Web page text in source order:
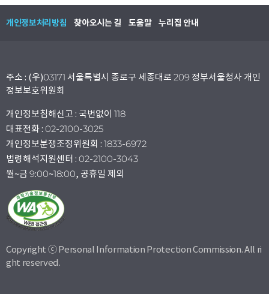
개인정보처리방침 찾아오시는 길 도움말 누리집 안내
주소 : (우)03171 서울특별시 종로구 세종대로 209 정부서울청사 개인
정보보호위원회
개인정보침해신고 : 국번없이 118
대표전화 : 02-2100-3025
개인정보분쟁조정위원회 : 1833-6972
법령해석지원센터 : 02-2100-3043
월~금 9:00~18:00, 공휴일 제외
Copyright ⓒ Personal Information Protection Commission. All ri
ght reserved.